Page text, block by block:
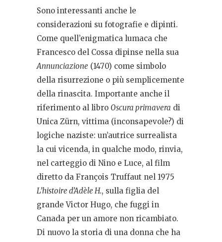
Sono interessanti anche le
considerazioni su fotografie e dipinti.
Come quell’enigmatica lumaca che
Francesco del Cossa dipinse nella sua
Annunciazione (1470) come simbolo
della risurrezione o più semplicemente
della rinascita. Importante anche il
riferimento al libro Oscura primavera di
Unica Zürn, vittima (inconsapevole?) di
logiche naziste: un’autrice surrealista
la cui vicenda, in qualche modo, rinvia,
nel carteggio di Nino e Luce, al film
diretto da François Truffaut nel 1975
L’histoire d’Adèle H., sulla figlia del
grande Victor Hugo, che fuggi in
Canada per un amore non ricambiato.
Di nuovo la storia di una donna che ha